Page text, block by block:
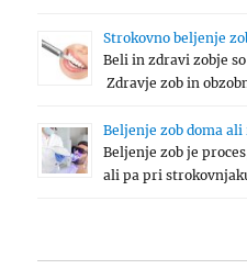
Strokovno beljenje
Beli in zdravi zobje
Zdravje zob in
Beljenje zob doma
Beljenje zob je
ali pa pri